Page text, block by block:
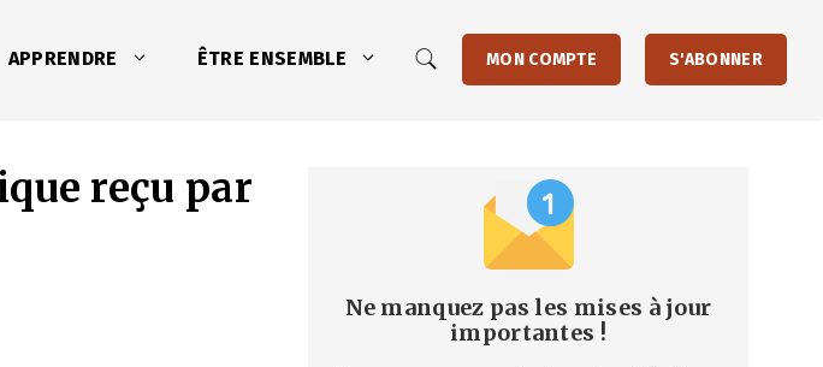
APPRENDRE ÊTRE ENSEMBLE MON COMPTE S'ABONNER
reçu par
Ne manquez pas les mises à jour
importantes !